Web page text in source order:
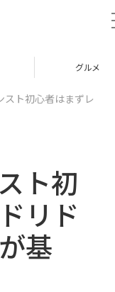
スト初心者はまずレ
ト初
リド
基